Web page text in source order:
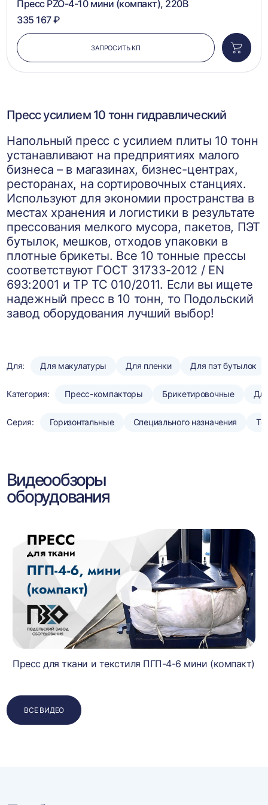
Пресс PZO-4-10 мини (компакт), 220В
335 167 ₽
ЗАПРОСИТЬ КП
в
Пресс усилием 10 тонн гидравлический
Напольный пресс с усилием плиты 10 тонн
устанавливают на предприятиях малого
бизнеса – в магазинах, бизнес-центрах,
ресторанах, на сортировочных станциях.
Используют для экономии пространства в
местах хранения и логистики в результате
прессования мелкого мусора, пакетов, ПЭТ
бутылок, мешков, отходов упаковки в
плотные брикеты. Все 10 тонные прессы
соответствуют ГОСТ 31733-2012 / EN
693:2001 и ТР ТС 010/2011. Если вы ищете
надежный пресс в 10 тонн, то Подольский
завод оборудования лучший выбор!
Для: Для макулатуры Для пленки Для пэт бутылок
Категория: Пресс-компакторы Брикетировочные
Серия: Горизонтальные Специального назначения
Видеообзоры
оборудования
Пресс для ткани и текстиля ПГП-4-6 мини (компакт)
ВСЕ ВИДЕО